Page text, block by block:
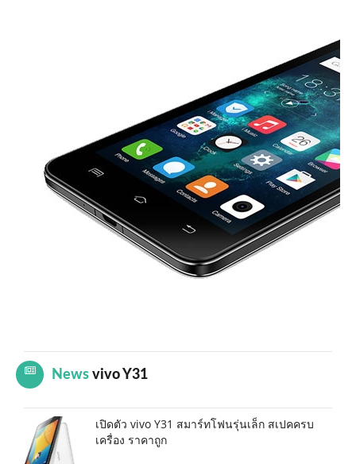
News vivo Y31
เปิดตัว vivo Y31 สมาร์ทโฟนรุ่นเล็ก สเปคครบ
เครื่อง ราคาถูก